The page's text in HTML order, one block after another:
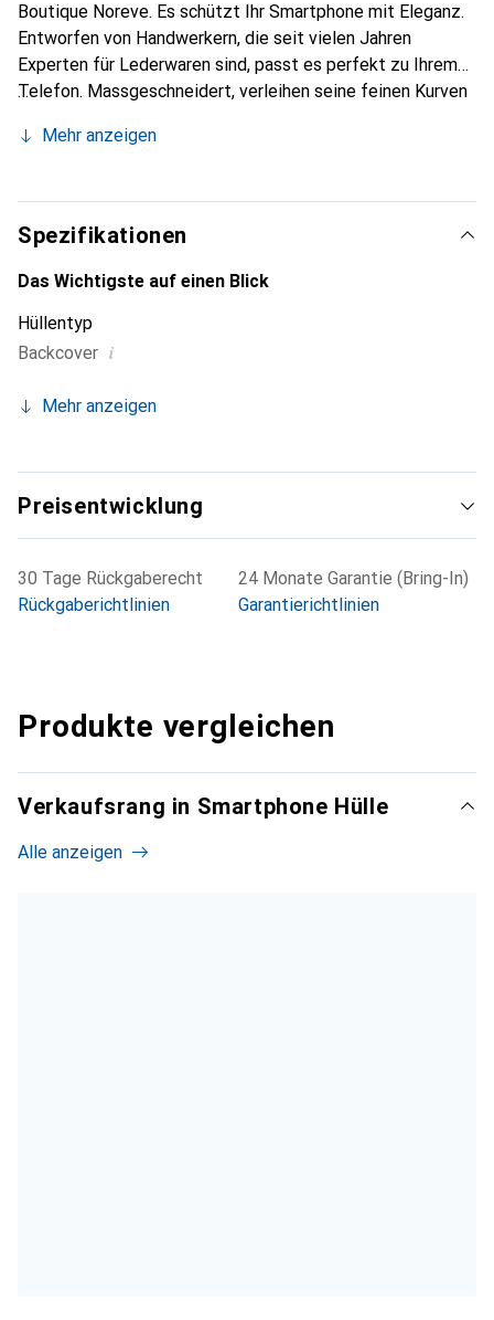
Boutique Noreve. Es schützt Ihr Smartphone mit Eleganz.
Entworfen von Handwerkern, die seit vielen Jahren
Experten für Lederwaren sind, passt es perfekt zu Ihrem
Telefon. Massgeschneidert, verleihen seine feinen Kurven
unverzichtbaren Accessoire für Ihr Smartphone.
die Marke Noreve eine sichere Wahl für eine
anspruchsvolle Klientel.
Mehr anzeigen
Spezifikationen
Das Wichtigste auf einen Blick
Hüllentyp
Backcover i
Mehr anzeigen
Preisentwicklung
30 Tage Rückgaberecht
Rückgaberichtlinien
24 Monate Garantie (Bring-In)
Garantierichtlinien
Produkte vergleichen
Verkaufsrang in Smartphone Hülle
Alle anzeigen